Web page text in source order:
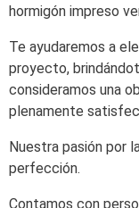
hormigón impreso
Te ayudaremos a
proyecto,
consideramos una
plenamente
Nuestra pasión por
perfección.
Contamos con